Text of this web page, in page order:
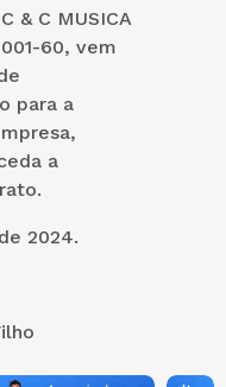
& C MUSICA
60, vem
para a
a
2024.